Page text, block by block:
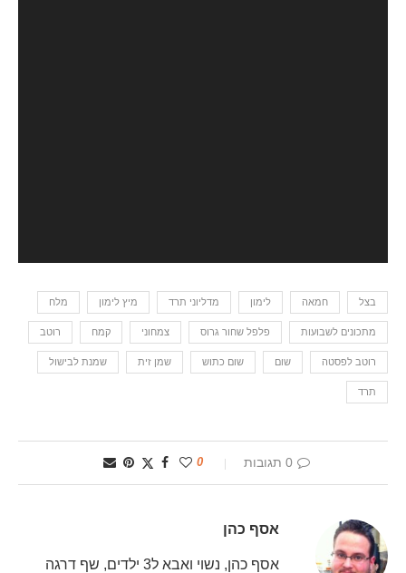
בצל חמאה לימון מדליוני תרד מיץ לימון מלח
מתכונים לשבועות פלפל שחור גרוס צמחוני קמח רוטב
רוטב לפסטה שום שום כתוש שמן זית שמנת לבישול
תרד
0 תגובות 0
אסף כהן
אסף כהן, נשוי ואבא ל3 ילדים, שף דרגה